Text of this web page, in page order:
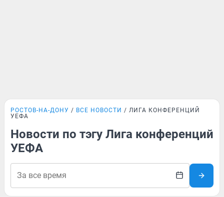
РОСТОВ-НА-ДОНУ ВСЕ НОВОСТИ
ЛИГА КОНФЕРЕНЦИЙ
УЕФА
Новости по тэгу Лига конференций
УЕФА